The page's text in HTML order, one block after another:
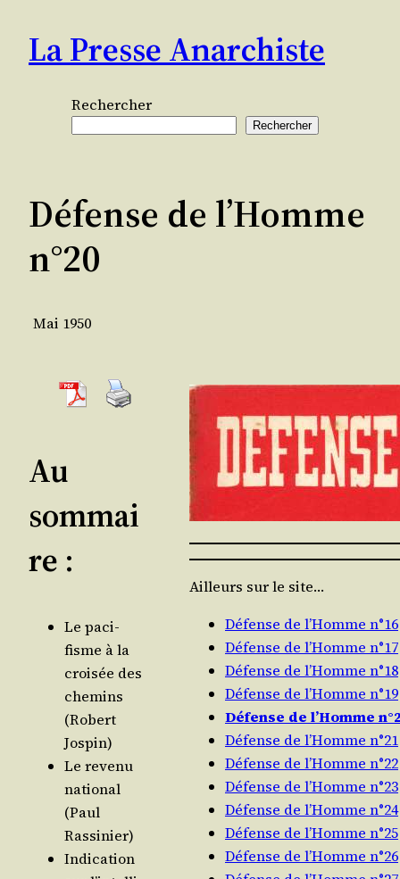
contenu
La Presse Anarchiste
Rechercher
Rechercher
Défense de l’Homme
n°20
Mai 1950
Au
sommai
re :
Le paci­
fisme à la
croi­sée des
che­mins
(Robert
Jospin)
Le reve­nu
natio­nal
(Paul
Rassinier)
Indi­ca­tion
Ailleurs sur le site…
Défense de l’Homme n°16
Défense de l’Homme n°17
Défense de l’Homme n°18
Défense de l’Homme n°19
Défense de l’Homme
Défense de l’Homme n°21
Défense de l’Homme n°22
Défense de l’Homme n°23
Défense de l’Homme n°24
Défense de l’Homme n°25
Défense de l’Homme n°26